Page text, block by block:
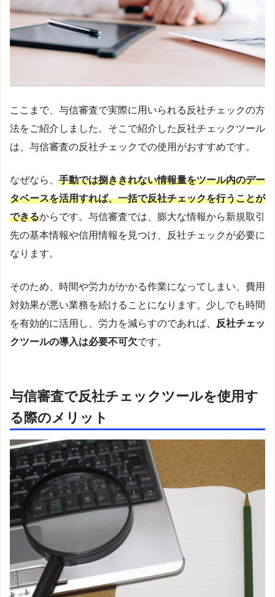
ここまで、与信審査で実際に用いられる反社チェックの方
法をご紹介しました。そこで紹介した反社チェックツール
は、与信審査の反社チェックでの使用がおすすめです。
なぜなら、 手動では捌ききれない情報量をツール内のデー
タベースを活用すれば、一括で反社チェックを行うことが
できるからです。与信審査では、膨大な情報から新規取引
先の基本情報や信用情報を見つけ、反社チェックが必要に
なります。
そのため、時間や労力がかかる作業になってしまい、費用
対効果が悪い業務を続けることになります。少しでも時間
を有効的に活用し、労力を減らすのであれば、
反社チェッ
クツールの導入は必要不可欠です。
与信審査で反社チェックツールを使用す
る際のメリット